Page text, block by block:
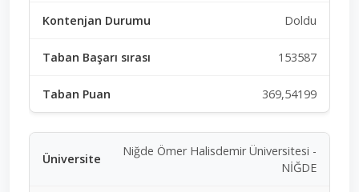
Doldu
153587
369,54199
Niğde Ömer Halisdemir Üniversitesi -
NİĞDE